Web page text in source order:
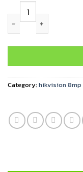
ชุดกล้องวงจรปิด
Category:hikvision 8mp